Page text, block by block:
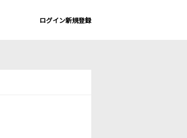
ログイン新規登録